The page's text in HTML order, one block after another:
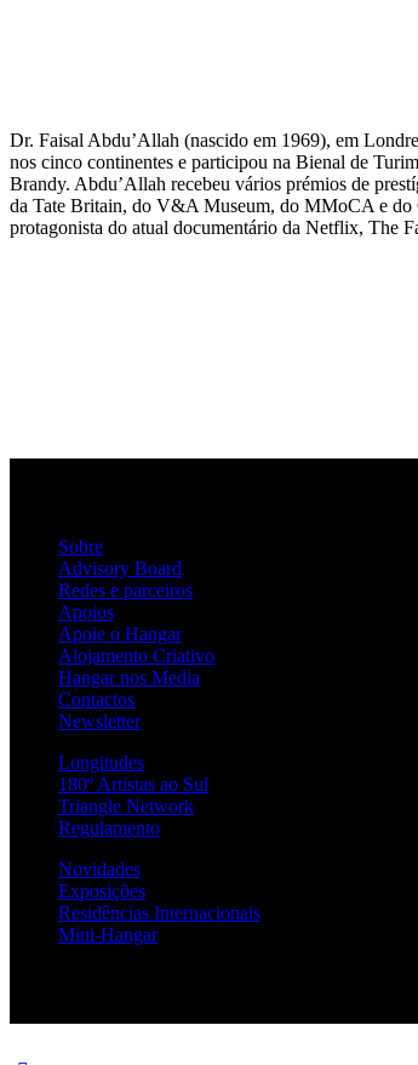
Dr. Faisal Abdu’Allah (nascido em 1969), em
nos cinco continentes e participou na Bienal de
Brandy. Abdu’Allah recebeu vários prémios de
da Tate Britain, do V&A Museum, do MMoCA e do
protagonista do atual documentário da Netflix, The
Sobre
Advisory Board
Redes e parceiros
Apoios
Apoie o Hangar
Alojamento Criativo
Hangar nos Media
Contactos
Newsletter
Longitudes
180º Artistas ao Sul
Triangle Network
Regulamento
Novidades
Exposições
Residências Internacionais
Mini-Hangar